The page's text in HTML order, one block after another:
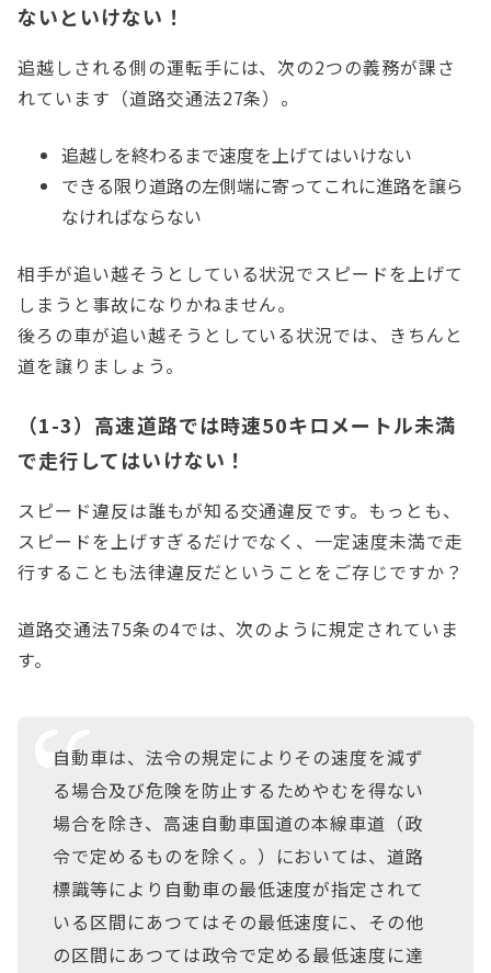
ないといけない！
追越しされる側の運転手には、次の2つの義務が課さ
れています（道路交通法27条）。
追越しを終わるまで速度を上げてはいけない
できる限り道路の左側端に寄ってこれに進路を譲ら
なければならない
相手が追い越そうとしている状況でスピードを上げて
しまうと事故になりかねません。
後ろの車が追い越そうとしている状況では、きちんと
道を譲りましょう。
（1-3）高速道路では時速50キロメートル未満
で走行してはいけない！
スピード違反は誰もが知る交通違反です。もっとも、
スピードを上げすぎるだけでなく、一定速度未満で走
行することも法律違反だということをご存じですか？
道路交通法75条の4では、次のように規定されていま
す。
自動車は、法令の規定によりその速度を減ず
る場合及び危険を防止するためやむを得ない
場合を除き、高速自動車国道の本線車道（政
令で定めるものを除く。）においては、道路
標識等により自動車の最低速度が指定されて
いる区間にあつてはその最低速度に、その他
の区間にあつては政令で定める最低速度に達